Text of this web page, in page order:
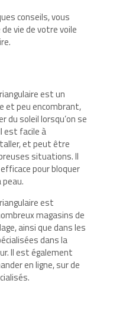
conseils, vous
vie de votre voile
est un
et peu encombrant,
du soleil lorsqu’on se
est facile à
et peut être
situations. Il
pour bloquer
est
magasins de
ainsi que dans les
dans la
Il est également
en ligne, sur de